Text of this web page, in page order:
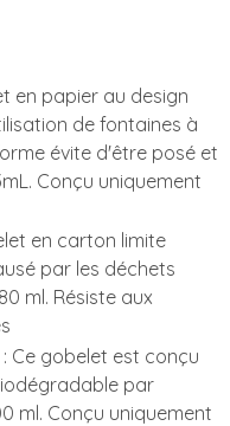
en papier au design
de fontaines à
évite d'être posé et
Conçu uniquement
en carton limite
par les déchets
ml. Résiste aux
Ce gobelet est conçu
par
ml. Conçu uniquement